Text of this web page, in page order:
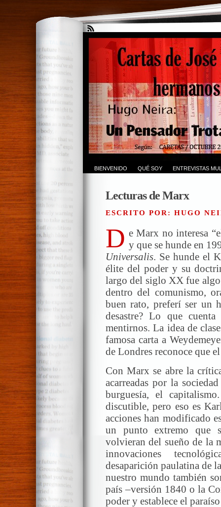
BIENVENIDO QUÉ SOY ENTREVISTAS
Lecturas de Marx
ESCRITO POR: HUGO
D e Marx no interesa
y que se hunde en
Universalis. Se hunde el
élite del poder y su
largo del siglo XX fue
dentro del comunismo,
buen rato, preferí ser un
desastre? Lo que
mentirnos. La idea de
famosa carta a
de Londres reconoce que
Con Marx se abre la
acarreadas por la
burguesía, el
discutible, pero eso es
acciones han modificado
un punto extremo que
volvieran del sueño de la
innovaciones
desaparición paulatina de
nuestro mundo también
país –versión 1840 o la
poder y establece el